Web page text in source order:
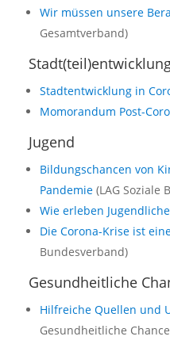
Wir müssen unsere
Gesamtverband)
Stadtentwicklung in
Momorandum Post-
Jugend
Bildungschancen von
Pandemie (LAG Soziale
Wie erleben
Die Corona-Krise ist
Bundesverband)
Gesundheitliche
Hilfreiche Quellen und
Gesundheitliche